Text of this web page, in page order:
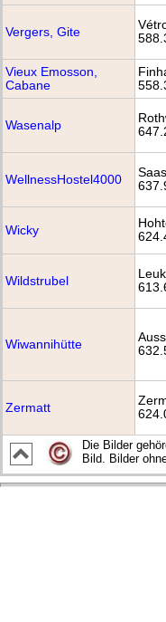
Die Bilder
Bild. Bilder
Vergers, Gite
Vieux Emosson,
Cabane
Wasenalp
WellnessHostel4000
Wicky
Wildstrubel
Wiwannihütte
Zermatt